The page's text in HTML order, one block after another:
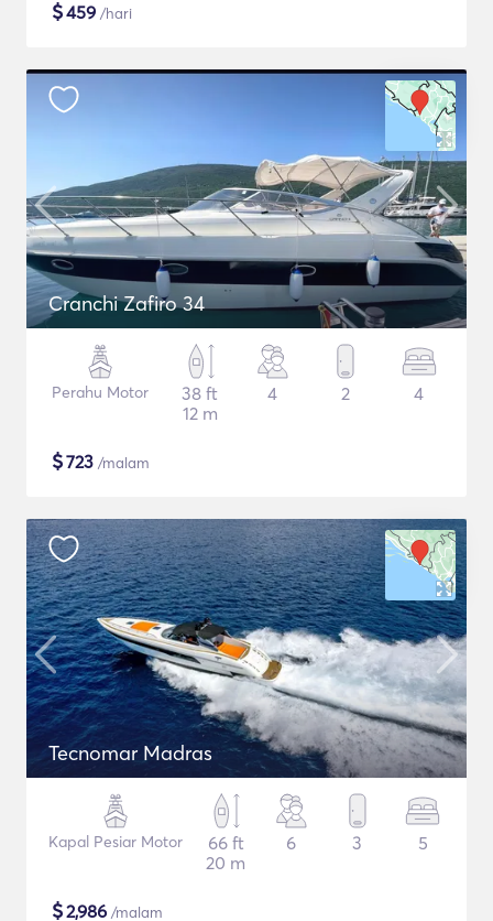
$459 /hari
Cranchi Zafiro 34
Perahu Motor
38 ft
12 m
4 2 4
$723 /malam
Tecnomar Madras
Kapal Pesiar Motor
66 ft
20 m
6 3 5
$2,986 /malam